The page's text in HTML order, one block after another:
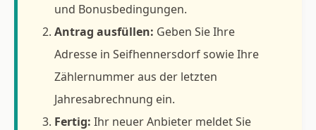
und Bonusbedingungen.
Antrag ausfüllen: Geben Sie Ihre
Adresse in Seifhennersdorf sowie Ihre
Zählernummer aus der letzten
Jahresabrechnung ein.
Fertig: Ihr neuer Anbieter meldet Sie